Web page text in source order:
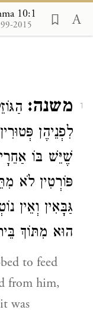
10:1
2015
1 משנה:
לִפְנֵיהֶן
שֶׁיֵּשׁ בּוֹ
פּוֹרְטִין לֹא
גַּבָּאִין וְאֵין
הוּא מִתּוֹךְ
to feed
from him,
was